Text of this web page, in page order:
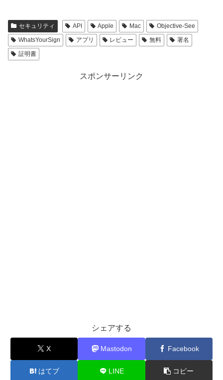
セキュリティ API Apple Mac
Objective-See
WhatsYourSign
アプリ レビュー 無料
署名
証明書
スポンサーリンク
シェアする
X Mastodon Facebook
はてブ LINE コピー